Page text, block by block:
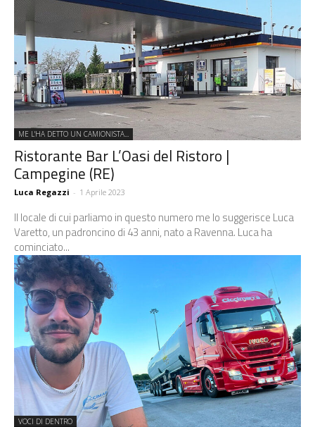
ME L'HA DETTO UN CAMIONISTA...
Ristorante Bar L’Oasi del Ristoro |
Campegine (RE)
Luca Regazzi - 1 Aprile 2023
Il locale di cui parliamo in questo numero me lo suggerisce Luca
Varetto, un padroncino di 43 anni, nato a Ravenna. Luca ha
cominciato...
VOCI DI DENTRO